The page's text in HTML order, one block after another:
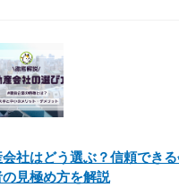
社はどう選ぶ？信頼できる
見極め方を解説